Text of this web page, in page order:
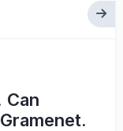
Can